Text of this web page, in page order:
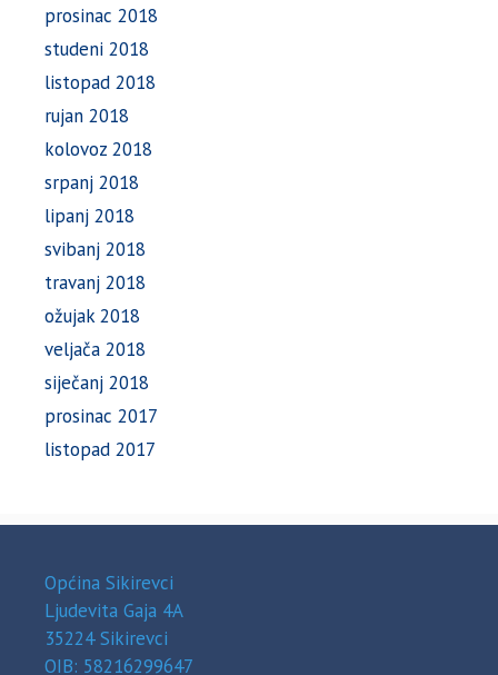
prosinac 2018
studeni 2018
listopad 2018
rujan 2018
kolovoz 2018
srpanj 2018
lipanj 2018
svibanj 2018
travanj 2018
ožujak 2018
veljača 2018
siječanj 2018
prosinac 2017
listopad 2017
Općina Sikirevci
Ljudevita Gaja 4A
35224 Sikirevci
OIB: 58216299647